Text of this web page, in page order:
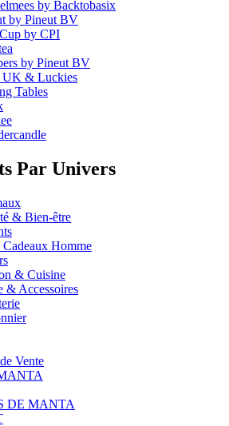
by Backtobasix
by Pineut BV
by CPI
by Pineut BV
UK & Luckies
Tables
Par Univers
& Bien-être
Cadeaux Homme
& Cuisine
& Accessoires
Vente
DE MANTA